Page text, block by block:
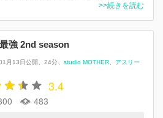
>>続きを読む
強 2nd season
月13日公開 24分 studio MOTHER
アスリー
3.4
483